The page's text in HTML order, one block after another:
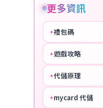
更多資訊
✦禮包碼
✦遊戲攻略
✦代儲原理
✦mycard 代儲